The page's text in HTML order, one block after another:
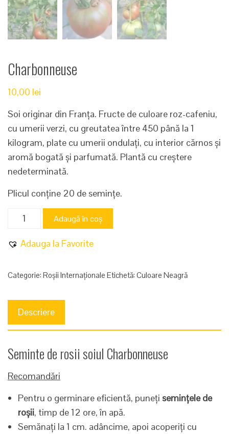
Charbonneuse
10,00 lei
Soi originar din Franța. Fructe de culoare roz-cafeniu,
cu umerii verzi, cu greutatea între 450 până la 1
kilogram, plate cu umerii ondulați, cu interior cărnos și
aromă bogată și parfumată. Plantă cu creștere
nedeterminată.
Plicul conține 20 de semințe.
Cantitate
Charbonneuse
Adaugă în coș
Adauga la Favorite
Categorie: Roșii Internaționale Etichetă: Culoare Neagră
Descriere
Seminte de rosii soiul Charbonneuse
Recomandări
Pentru o germinare eficientă, puneți semințele de
roșii, timp de 12 ore, în apă.
Semănați la 1 cm. adâncime, apoi acoperiți cu